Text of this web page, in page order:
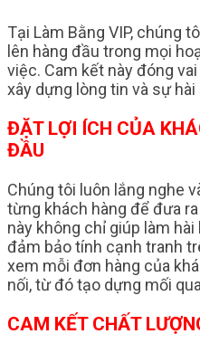
Tại Làm Bằng VIP, chúng
lên hàng đầu trong mọi
việc. Cam kết này đóng
xây dựng lòng tin và sự
ĐẶT LỢI ÍCH CỦA
ĐẦU
Chúng tôi luôn lắng nghe
từng khách hàng để đưa
này không chỉ giúp làm
đảm bảo tính cạnh tranh
xem mỗi đơn hàng của
nối, từ đó tạo dựng mối
CAM KẾT CHẤT